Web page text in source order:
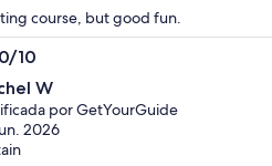
course, but good fun.
10
W
por GetYourGuide
2026